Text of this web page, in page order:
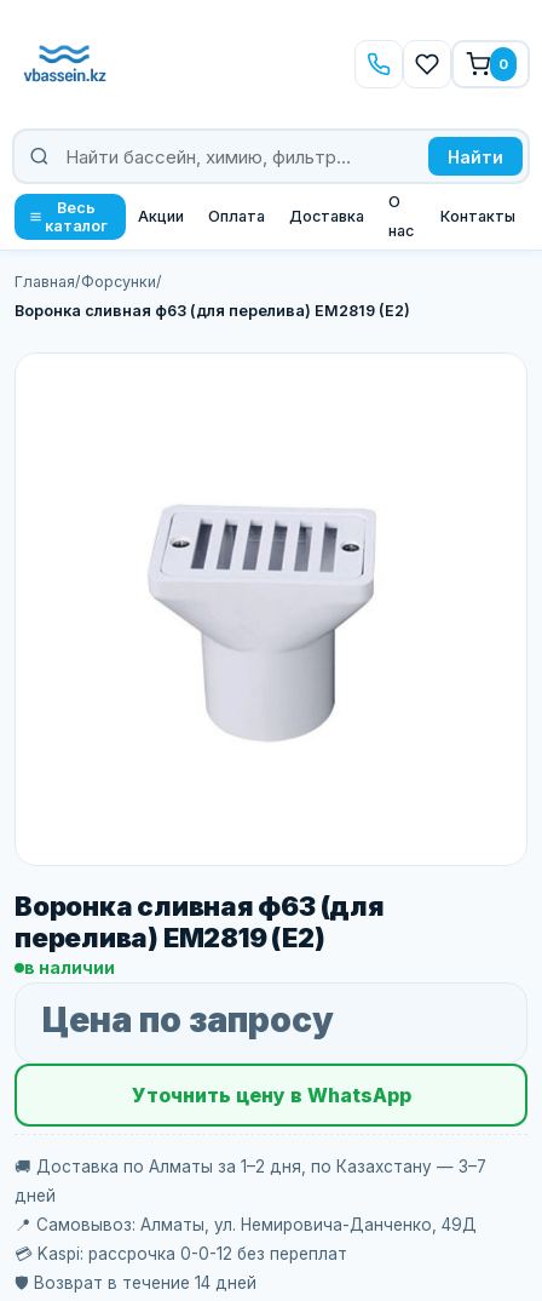
Найти
0
Весь
каталог
Акции Оплата Доставка
О
нас
Контакты
Главная/Форсунки/
Воронка сливная ф63 (для перелива) EM2819 (E2)
Воронка сливная ф63 (для
перелива) EM2819 (E2)
в наличии
Цена по запросу
Уточнить цену в WhatsApp
🚚 Доставка по Алматы за 1–2 дня, по Казахстану — 3–7
дней
📍 Самовывоз: Алматы, ул. Немировича-Данченко, 49Д
💳 Kaspi: рассрочка 0-0-12 без переплат
🛡️ Возврат в течение 14 дней